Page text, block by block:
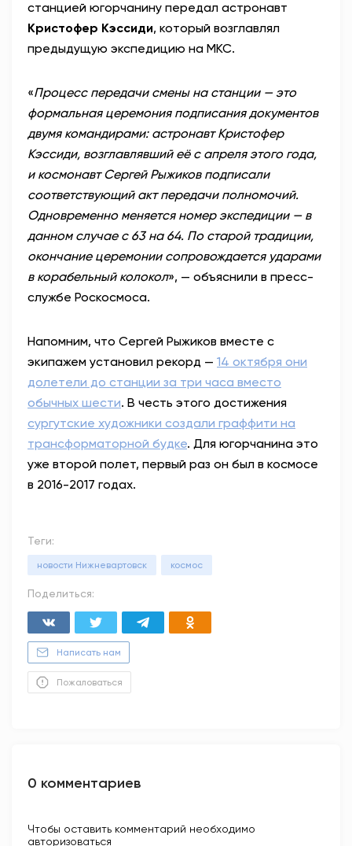
станцией югорчанину передал астронавт
Кристофер Кэсcиди, который возглавлял
предыдущую экспедицию на МКС.
«Процесс передачи смены на станции — это
формальная церемония подписания документов
двумя командирами: астронавт Кристофер
Кэсcиди, возглавлявший её с апреля этого года,
и космонавт Сергей Рыжиков подписали
соответствующий акт передачи полномочий.
Одновременно меняется номер экспедиции — в
данном случае с 63 на 64. По старой традиции,
окончание церемонии сопровождается ударами
в корабельный колокол», — объяснили в пресс-
службе Роскосмоса.
Напомним, что Сергей Рыжиков вместе с
экипажем установил рекорд — 14 октября они
долетели до станции за три часа вместо
обычных шести. В честь этого достижения
сургутские художники создали граффити на
трансформаторной будке. Для югорчанина это
уже второй полет, первый раз он был в космосе
в 2016-2017 годах.
Теги:
новости Нижневартовск космос
Поделиться:
Написать нам
Пожаловаться
0 комментариев
Чтобы оставить комментарий необходимо
авторизоваться